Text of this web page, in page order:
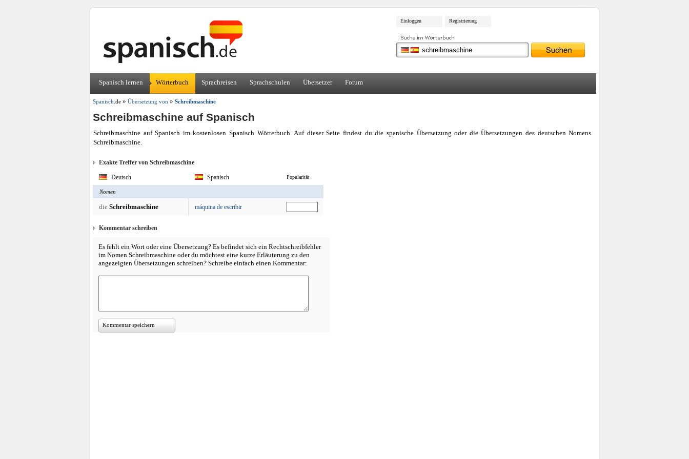
Einloggen Registrierung
Spanisch lernen Wörterbuch Sprachreisen Sprachschulen Übersetzer Forum
Spanisch .de » Übersetzung von » Schreibmaschine
Schreibmaschine auf Spanisch
Schreibmaschine auf Spanisch im kostenlosen Spanisch Wörterbuch. Auf dieser Seite findest du die spanische Übersetzung oder die Übersetzungen des deutschen Nomens
Schreibmaschine.
Exakte Treffer von Schreibmaschine
Deutsch Spanisch Popularität
Nomen
die Schreibmaschine máquina de escribir
Kommentar schreiben
Es fehlt ein Wort oder eine Übersetzung? Es befindet sich ein Rechtschreibfehler
im Nomen Schreibmaschine oder du möchtest eine kurze Erläuterung zu den
angezeigten Übersetzungen schreiben? Schreibe einfach einen Kommentar:
Kommentar speichern